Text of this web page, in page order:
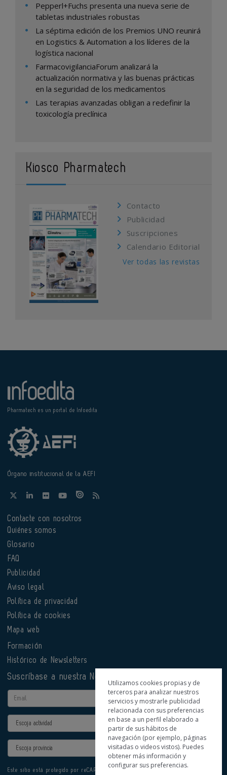
Pepperl+Fuchs presenta una nueva serie de
tabletas industriales robustas
La séptima edición de los Premios UNO reunirá
en Logistics & Automation a los líderes de la
logística nacional
FarmacovigilanciaForum analizará la
actualización normativa y las buenas prácticas
en la seguridad de los medicamentos
Las terapias avanzadas obligan a redefinir la
toxicología preclínica
Kiosco Pharmatech
Contacto
Publicidad
Suscripciones
Calendario Editorial
Ver todas las revistas
Pharmatech es un portal de Infoedita
Órgano institucional de la AEFI
Contacte con nosotros
Quiénes somos
Glosario
FAQ
Publicidad
Aviso legal
Política de privacidad
Política de cookies
Mapa web
Formación
Histórico de Newsletters
Suscríbase a nuestra Newsletter
Email
Actividad
Provincia
Este sitio está protegido por reCAPTCHA y se aplican la
Utilizamos cookies propias y de
terceros para analizar nuestros
servicios y mostrarle publicidad
relacionada con sus preferencias
en base a un perfil elaborado a
partir de sus hábitos de
navegación (por ejemplo, páginas
visitadas o videos vistos). Puedes
obtener más información y
configurar sus preferencias.